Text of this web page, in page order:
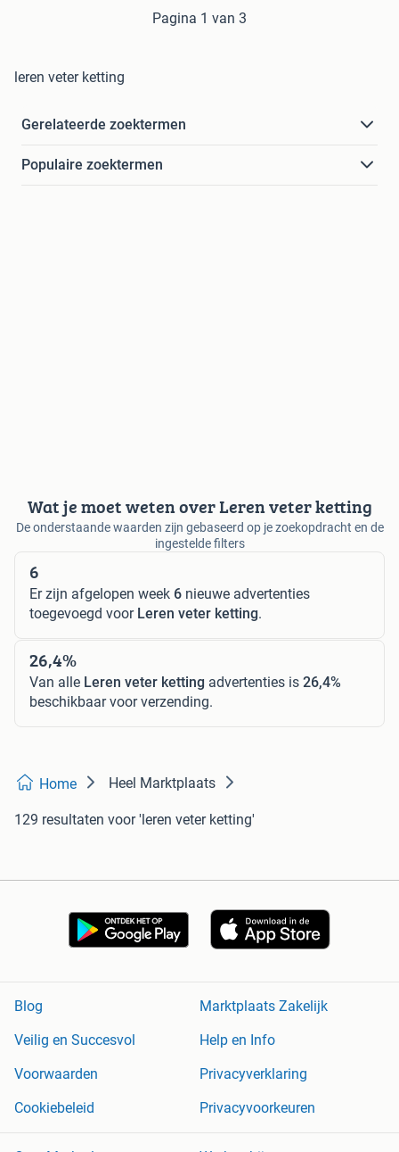
Pagina 1 van 3
leren veter ketting
Gerelateerde zoektermen
Populaire zoektermen
Wat je moet weten over Leren veter ketting
De onderstaande waarden zijn gebaseerd op je zoekopdracht en de
ingestelde filters
6
Er zijn afgelopen week 6 nieuwe advertenties
toegevoegd voor Leren veter ketting.
26,4%
Van alle Leren veter ketting advertenties is 26,4%
beschikbaar voor verzending.
Home Heel Marktplaats
129 resultaten voor 'leren veter ketting'
Blog
Marktplaats Zakelijk
Veilig en Succesvol
Help en Info
Voorwaarden
Privacyverklaring
Cookiebeleid
Privacyvoorkeuren